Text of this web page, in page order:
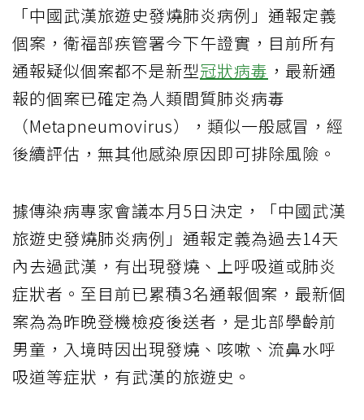
「中國武漢旅遊史發燒肺炎病例」通報定義
個案，衛福部疾管署今下午證實，目前所有
通報疑似個案都不是新型冠狀病毒 ，最新通
報的個案已確定為人類間質肺炎病毒
（Metapneumovirus），類似一般感冒，經
後續評估，無其他感染原因即可排除風險。
據傳染病專家會議本月5日決定，「中國武漢
旅遊史發燒肺炎病例」通報定義為過去14天
內去過武漢，有出現發燒、上呼吸道或肺炎
症狀者。至目前已累積3名通報個案，最新個
案為為昨晚登機檢疫後送者，是北部學齡前
男童，入境時因出現發燒、咳嗽、流鼻水呼
吸道等症狀，有武漢的旅遊史。